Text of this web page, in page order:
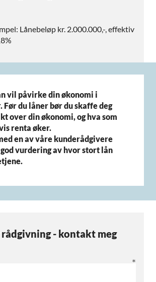
Lånebeløp kr. 2.000.000,-, effektiv
vil påvirke din økonomi i
Før du låner bør du skaffe deg
over din økonomi, og hva som
renta øker.
en av våre kunderådgivere
vurdering av hvor stort lån
rådgivning - kontakt meg